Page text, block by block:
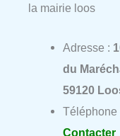
la mairie loos
Adresse :
du
59120
Téléphone
Contacter